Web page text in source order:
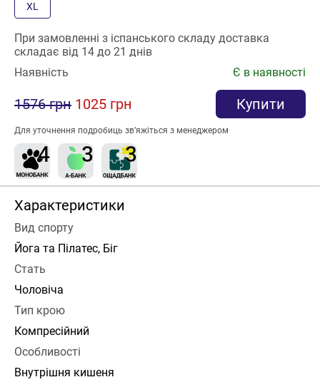
XL
При замовленні з іспанського складу доставка
складає від 14 до 21 днів
Наявність
Є в наявності
1576 грн 1025 грн Купити
Для уточнення подробиць зв’яжіться з менеджером
Характеристики
Вид спорту
Йога та Пілатес, Біг
Стать
Чоловіча
Тип крою
Компресійний
Особливості
Внутрішня кишеня